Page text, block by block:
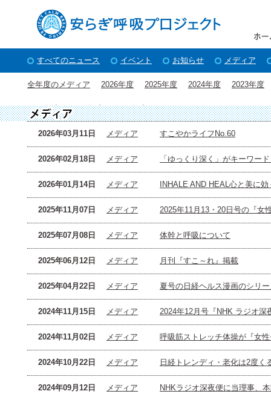
すべてのニュース イベント お知らせ メディア
全年度のメディア 2026年度 2025年度 2024年度 2023年度
2015年度 2014年度 2013年度
2026年03月11日 メディア すこやかライフNo.60
2026年02月18日 メディア 「ゆっくり深く」がキーワー
2026年01月14日 メディア INHALE AND HEAL心と美に
2025年11月07日 メディア 2025年11月13・20日号の『女
2025年07月08日 メディア 体幹と呼吸について
2025年06月12日 メディア 月刊『すこ～れ』掲載
2025年04月22日 メディア 夏号の日経ヘルス漫画のシリ
2024年11月15日 メディア 2024年12月号『NHK ラジオ
2024年11月02日 メディア 呼吸筋ストレッチ体操が『女
2024年10月22日 メディア 日経トレンディ・老化は2度く
2024年09月12日 メディア NHKラジオ深夜便に当理事、